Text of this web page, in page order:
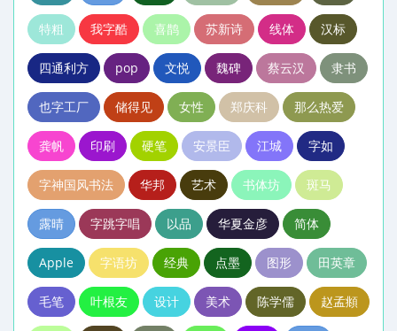
特粗 我字酷 喜鹊 苏新诗 线体 汉标
四通利方 pop 文悦 魏碑 蔡云汉 隶书
也字工厂 储得见 女性 郑庆科 那么热爱
龚帆 印刷 硬笔 安景臣 江城 字如
字神国风书法 华邦 艺术 书体坊 斑马
露晴 字跳字唱 以品 华夏金彦 简体
Apple 字语坊 经典 点墨 图形 田英章
毛笔 叶根友 设计 美术 陈学儒 赵孟頫